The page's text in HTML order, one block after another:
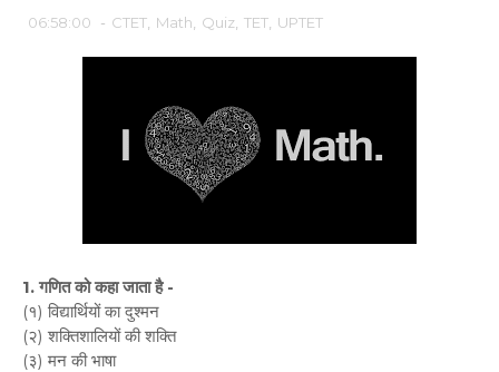
06:58:00 - CTET Math Quiz TET UPTET
1. गणित को कहा जाता है -
(१) विद्यार्थियों का दुश्मन
(२) शक्तिशालियों की शक्ति
(३) मन की भाषा